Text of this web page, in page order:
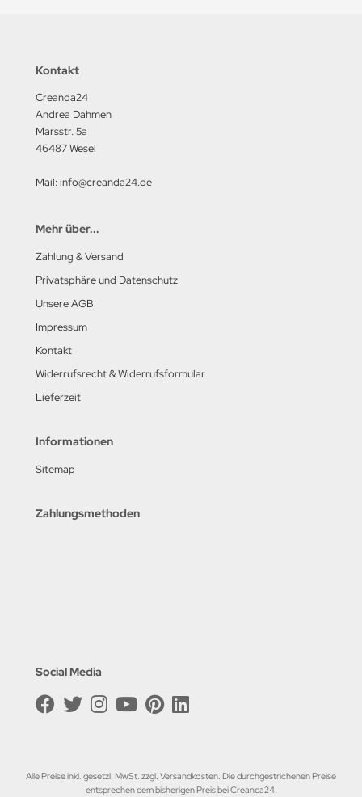
Kontakt
Creanda24
Andrea Dahmen
Marsstr. 5a
46487 Wesel
Mail: info@creanda24.de
Mehr über...
Zahlung & Versand
Privatsphäre und Datenschutz
Unsere AGB
Impressum
Kontakt
Widerrufsrecht & Widerrufsformular
Lieferzeit
Informationen
Sitemap
Zahlungsmethoden
Social Media
Alle Preise inkl. gesetzl. MwSt. zzgl. Versandkosten. Die durchgestrichenen Preise
entsprechen dem bisherigen Preis bei Creanda24.